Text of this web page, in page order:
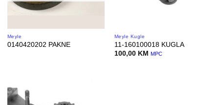
Meyle
0140420202 PAKNE
Meyle Kugle
11-160100018 KUGLA
100,00 KM MPC